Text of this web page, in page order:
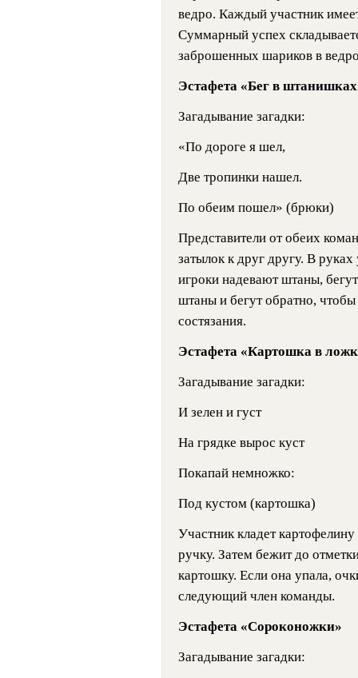
ведро. Каждый участник
Суммарный успех
заброшенных шариков в
Эстафета «Бег в
Загадывание загадки:
«По дороге я шел,
Две тропинки нашел.
По обеим пошел» (брюки)
Представители от обеих
затылок к друг другу. В
игроки надевают штаны,
штаны и бегут обратно,
состязания.
Эстафета «Картошка в
Загадывание загадки:
И зелен и густ
На грядке вырос куст
Покапай немножко:
Под кустом (картошка)
Участник кладет
ручку. Затем бежит до
картошку. Если она упала,
следующий член команды.
Эстафета «Сороконожки»
Загадывание загадки: